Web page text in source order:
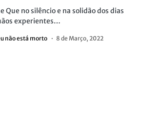
Que no silêncio e na solidão dos dias
experientes…
não está morto 8 de Março, 2022